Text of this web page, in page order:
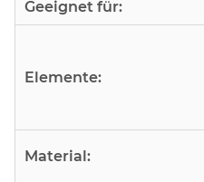
Geeignet für:
Elemente:
Material: